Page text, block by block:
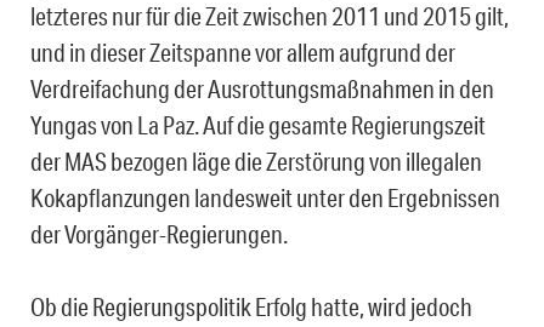
letzteres nur für die Zeit zwischen 2011 und 2015 gilt,
und in dieser Zeitspanne vor allem aufgrund der
Verdreifachung der Ausrottungsmaßnahmen in den
Yungas von La Paz. Auf die gesamte Regierungszeit
der MAS bezogen läge die Zerstörung von illegalen
Kokapflanzungen landesweit unter den Ergebnissen
der Vorgänger-Regierungen.
Ob die Regierungspolitik Erfolg hatte, wird jedoch